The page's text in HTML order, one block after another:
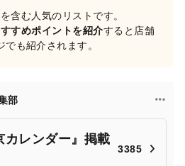
含む人気のリストです。
すめポイントを紹介すると店舗
でも紹介されます。
部
カレンダー』掲載
3385